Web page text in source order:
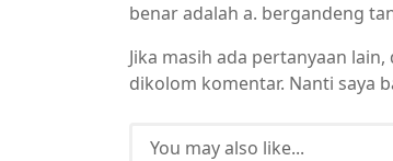
benar adalah a. bergandeng
Jika masih ada pertanyaan
dikolom komentar. Nanti saya
You may also like...